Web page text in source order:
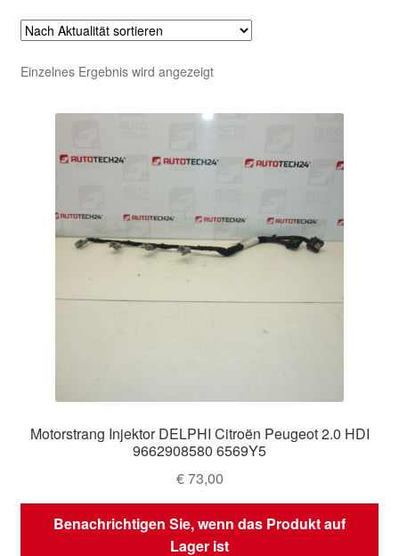
Einzelnes Ergebnis wird angezeigt
Motorstrang Injektor DELPHI Citroën Peugeot 2.0 HDI
9662908580 6569Y5
€73,00
Benachrichtigen Sie, wenn das Produkt auf
Lager ist